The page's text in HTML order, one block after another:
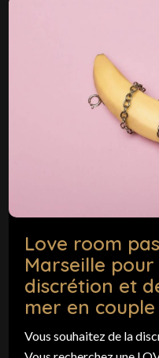
Love room
Marseille
discrétion et
mer en
Vous souhaitez de la